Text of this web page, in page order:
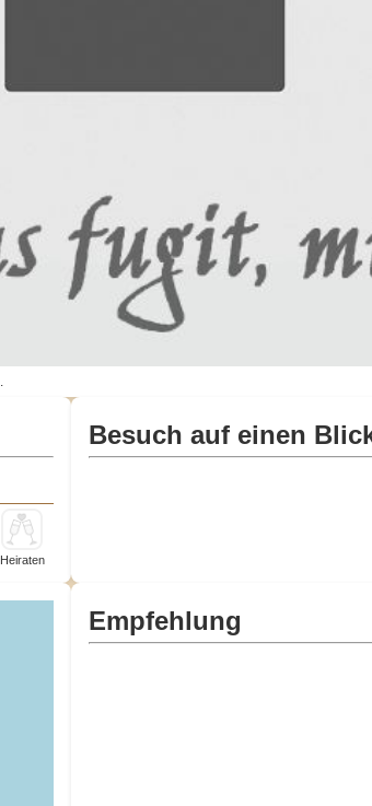
Heiraten
Besuch auf einen
Empfehlung